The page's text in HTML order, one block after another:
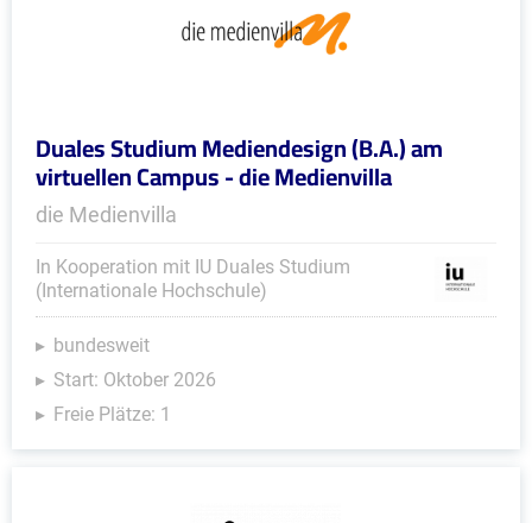
Duales Studium Mediendesign (B.A.) am
virtuellen Campus - die Medienvilla
die Medienvilla
In Kooperation mit IU Duales Studium
(Internationale Hochschule)
bundesweit
Start: Oktober 2026
Freie Plätze: 1